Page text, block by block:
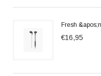
Fresh
€16,95